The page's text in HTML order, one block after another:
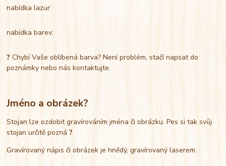
nabídka lazur:
nabídka barev:
?Chybí Vaše oblíbená barva? Není problém, stačí napsat do
poznámky nebo nás kontaktujte.
Jméno a obrázek?
Stojan lze ozdobit gravírováním jména či obrázku. Pes si tak svůj
stojan určitě pozná?
Gravírovaný nápis či obrázek je hnědý, gravírovaný laserem.